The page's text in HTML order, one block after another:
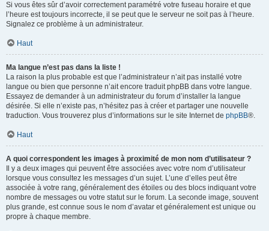
Si vous êtes sûr d’avoir correctement paramétré votre fuseau horaire et que
l’heure est toujours incorrecte, il se peut que le serveur ne soit pas à l’heure.
Signalez ce problème à un administrateur.
Haut
Ma langue n’est pas dans la liste !
La raison la plus probable est que l’administrateur n’ait pas installé votre
langue ou bien que personne n’ait encore traduit phpBB dans votre langue.
Essayez de demander à un administrateur du forum d’installer la langue
désirée. Si elle n’existe pas, n’hésitez pas à créer et partager une nouvelle
traduction. Vous trouverez plus d’informations sur le site Internet de phpBB®.
Haut
A quoi correspondent les images à proximité de mon nom d’utilisateur ?
Il y a deux images qui peuvent être associées avec votre nom d’utilisateur
lorsque vous consultez les messages d’un sujet. L’une d’elles peut être
associée à votre rang, généralement des étoiles ou des blocs indiquant votre
nombre de messages ou votre statut sur le forum. La seconde image, souvent
plus grande, est connue sous le nom d’avatar et généralement est unique ou
propre à chaque membre.